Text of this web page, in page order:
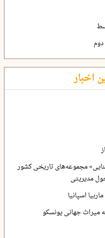
اخبار
مجموعه‌های تاریخی کشور
مدیریتی
اسپانیا
میراث جهانی یونسکو